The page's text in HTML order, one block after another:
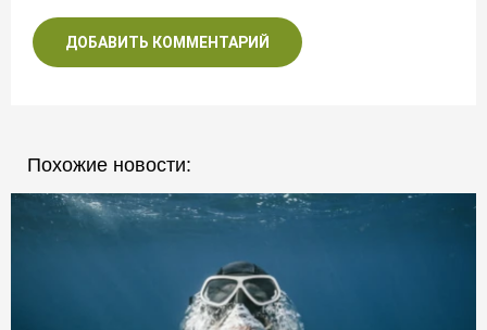
ДОБАВИТЬ КОММЕНТАРИЙ
Похожие новости: